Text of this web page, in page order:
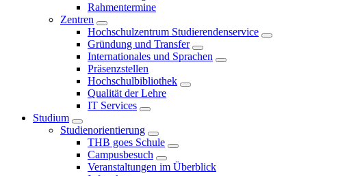
Rahmentermine
Zentren
Hochschulzentrum Studierendenservice
Gründung und Transfer
Internationales und Sprachen
Präsenzstellen
Hochschulbibliothek
Qualität der Lehre
IT Services
Studium
Studienorientierung
THB goes Schule
Campusbesuch
Veranstaltungen im Überblick